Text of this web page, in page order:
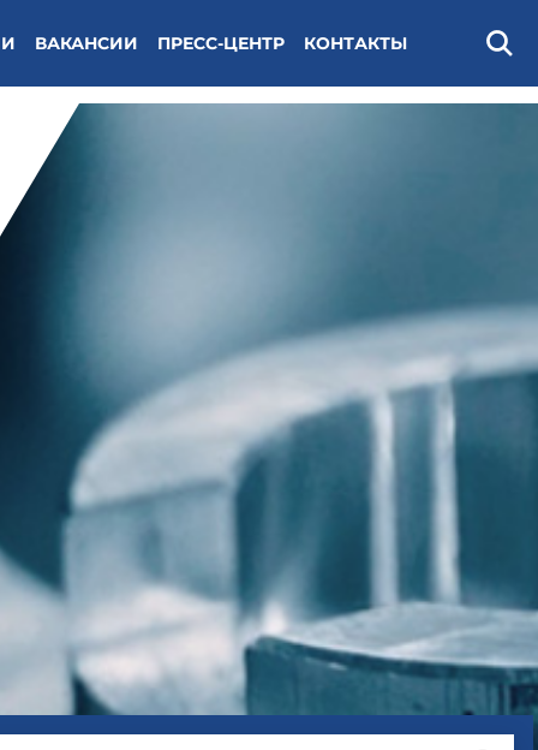
ВАКАНСИИ ПРЕСС-ЦЕНТР КОНТАКТЫ